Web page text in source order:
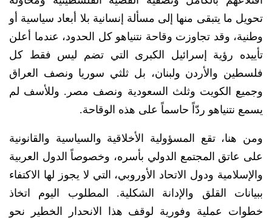
تحويل ما يتبقى منها إلى مسألة إنسانية بلا أبعاد سياسية أو
وطنية، وقد تجاوزت وقاحة نتنياهو كل الحدود، عندما أعلن
تأييده رؤية إسرائيل الكبرى التي تضم ليس فقط كل
فلسطين والأردن ولبنان، بل ثلثي سوريا ونصف العراق
وجميع الكويت وثلث السعودية ونصف مصر. وللأسف لم
يسمع نتنياهو ردّاً حاسماً على هذه الوقاحة.
ومن هنا، تقع المسؤولية الأخلاقية والسياسية والقانونية
على عاتق المجتمع الدولي بأسره، وخصوصاً الدول العربية
والإسلامية ودول الاتحاد الأوروبي، التي لا يجوز لها الاكتفاء
ببيانات القلق والإدانة الشكلية. المطلوب اليوم اتخاذ
خطوات عملية وفورية لوقف هذا الانحدار الخطير نحو